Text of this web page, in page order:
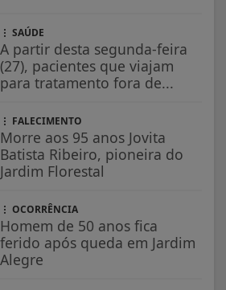
SAÚDE
A partir desta segunda-feira
(27), pacientes que viajam
para tratamento fora de...
FALECIMENTO
Morre aos 95 anos Jovita
Batista Ribeiro, pioneira do
Jardim Florestal
OCORRÊNCIA
Homem de 50 anos fica
ferido após queda em Jardim
Alegre